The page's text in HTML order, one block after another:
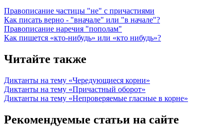
Правописание частицы "не" с причастиями
Как писать верно - "вначале" или "в начале"?
Правописание наречия "пополам"
Как пишется «кто-нибудь» или «кто нибудь»?
Читайте также
Диктанты на тему «Чередующиеся корни»
Диктанты на тему «Причастный оборот»
Диктанты на тему «Непроверяемые гласные в корне»
Рекомендуемые статьи на сайте